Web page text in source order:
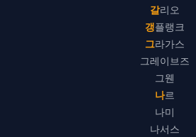
갈리오
갱플랭크
그라가스
그레이브즈
그웬
나르
나미
나서스